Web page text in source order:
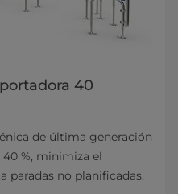
40
de última generación
%, minimiza el
paradas no planificadas.